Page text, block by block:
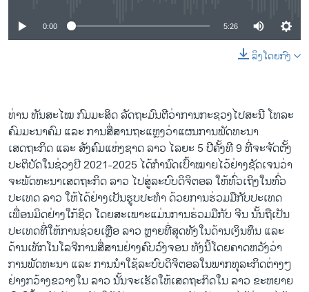
0:00 5:26
ລິງໂດຍກົງ
ທ່ານ ທັນສະໄໝ ກົມມະສິດ ລັດຖະມົນຕີວ່າການກະຊວງໄປສະນີ ໂທລະ
ຄົມມະນາຄົມ ແລະ ການສື່ສານຖະແຫຼງວ່າແຜນການພັດທະນາ
ເສດຖະກິດ ແລະ ສັງຄົມແຫ່ງຊາດ ລາວ ໄລຍະ 5 ປີຄັ້ງທີ 9 ທີ່ຈະຈັດຕັ້ງ
ປະຕິບັດໃນຊ່ວງປີ 2021-2025 ໄດ້ກຳນົດເປົ້າໝາຍໄວ້ຢ່າງຊັດເຈນວ່າ
ຈະພັດທະນາເສດຖະກິດ ລາວ ໄປສູ່ລະບົບດິຈິຕອລ ໃຫ້ທົ່ວເຖິງໃນທົ່ວ
ປະເທດ ລາວ ໃຫ້ໄດ້ຢ່າງເປັນຮູບປະທຳ ດ້ວຍການຮ່ວມມືກັບປະເທດ
ເພື່ອນມິດຢ່າງໃກ້ຊິດ ໂດຍສະເພາະແມ່ນການຮ່ວມມືກັບ ຈີນ ນັ້ນຖືເປັນ
ປະເທດທີ່ໃຫ້ການຊ່ວຍເຫຼືອ ລາວ ຫຼາຍທີ່ສຸດທັງໃນດ້ານເງິນທຶນ ແລະ
ດ້ານເທັກໂນໂລຈີການສື່ສານຢ່າງຄົບວົງຈອນ ທັງນີ້ໂດຍຄາດຫວັງວ່າ
ການພັດທະນາ ແລະ ການນຳໃຊ້ລະບົບດິຈິຕອລໃນພາກທຸລະກິດຕ່າງໆ
ຢ່າງກວ້າງຂວາງໃນ ລາວ ນັ້ນຈະເຮັດໃຫ້ເສດຖະກິດໃນ ລາວ ຂະຫຍາຍ